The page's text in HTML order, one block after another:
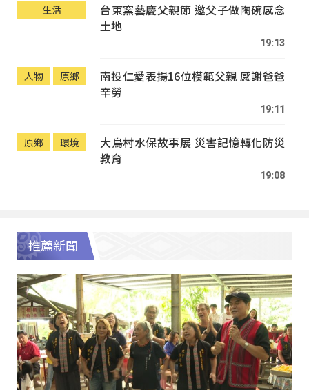
生活
台東窯藝慶父親節 邀父子做陶碗感念
土地
19:13
人物 原鄉
南投仁愛表揚16位模範父親 感謝爸爸
辛勞
19:11
原鄉 環境
大鳥村水保故事展 災害記憶轉化防災
教育
19:08
推薦新聞